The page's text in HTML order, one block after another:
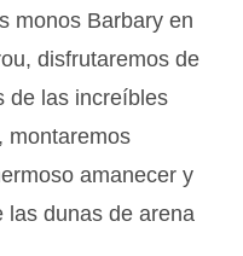
monos Barbary en
disfrutaremos de
de las increíbles
montaremos
amanecer y
las dunas de arena